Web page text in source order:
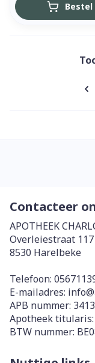
Bestel
Contacteer
APOTHEEK
Overleiestraat 117
8530 Harelbeke
Telefoon:
E-mailadres: info@
APB nummer:
Apotheek titularis:
BTW nummer: